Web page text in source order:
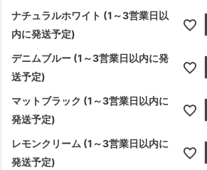
ナチュラルホワイト (1～3営業日以
内に発送予定)
デニムブルー (1～3営業日以内に発
送予定)
マットブラック (1～3営業日以内に
発送予定)
レモンクリーム (1～3営業日以内に
発送予定)